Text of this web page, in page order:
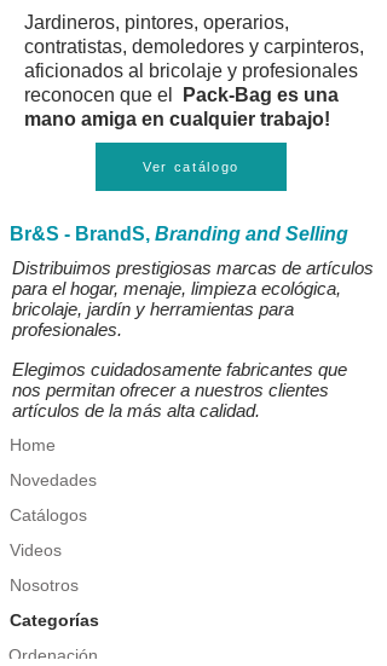
Jardineros, pintores, operarios,
contratistas, demoledores y carpinteros,
aficionados al bricolaje y profesionales
reconocen que el
Pack-Bag es una
mano amiga en cualquier trabajo!
Ver catálogo
Br&S - BrandS, Branding and Selling
Distribuimos prestigiosas marcas de artículos
para el hogar, menaje, limpieza ecológica,
bricolaje, jardín y herramientas para
profesionales.
Elegimos cuidadosamente fabricantes que
nos permitan ofrecer a nuestros clientes
artículos de la más alta calidad.
Home
Novedades
Catálogos
Videos
Nosotros
Categorías
Ordenación